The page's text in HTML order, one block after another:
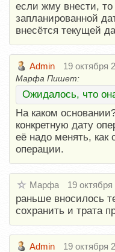
если жму внести, то
запланированной
внесётся текущей
Admin 19 октября
Марфа Пишет:
Ожидалось, что
На каком
конкретную дату
её надо менять,
операции.
Марфа 19
раньше вносилось
сохранить и трата
Admin 19 октября